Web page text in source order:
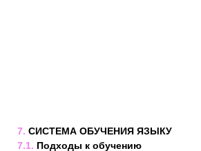
7. СИСТЕМА ОБУЧЕНИЯ ЯЗЫКУ
7.1. Подходы к обучению